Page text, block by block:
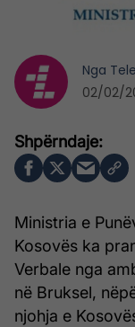
Ministria e
Kosovës ka
Verbale nga
në Bruksel,
njohja e
Nga
02/02/